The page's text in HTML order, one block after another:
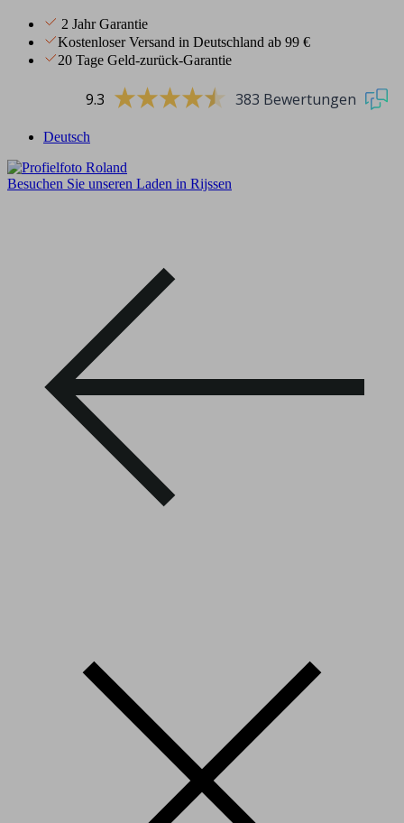
2 Jahr Garantie
Kostenloser Versand in Deutschland ab 99 €
20 Tage Geld-zurück-Garantie
9.3 383 Bewertungen
Deutsch
Besuchen Sie unseren Laden in Rijssen